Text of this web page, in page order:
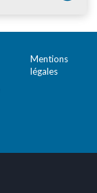
Mentions
légales